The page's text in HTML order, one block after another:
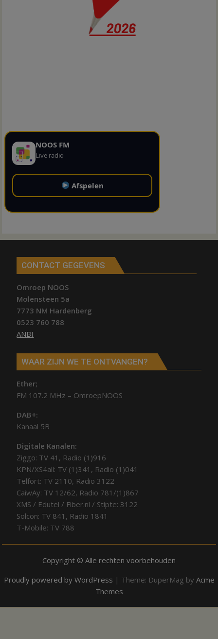
NOOS FM
Live radio
Afspelen
CONTACT GEGEVENS
Omroep NOOS
Molensteen 5a
7773 NM Hardenberg
0523 760 788
ANBI
WAAR ZIJN WE TE ONTVANGEN?
Ether;
FM 107.2 MHz – OmroepNOOS
DAB+:
Kanaal 5B
Digitale Kanalen:
Ziggo: TV 41, Radio (1)916
KPN/XS4all: TV (1)341, Radio (1)041
Telfort: TV 2110, Radio 3122
CaiwAy: TV 12/62, Radio 781/(1)867
XMS / Edutel / Fiber.nl / Stipte: 3122
Solcon: TV 841, Radio 1841
T-Mobile: TV 788
Copyright © Alle rechten voorbehouden
Proudly powered by WordPress | Theme: DuperMag by Acme
Themes